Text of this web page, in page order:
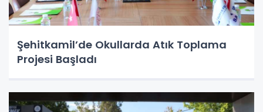
Şehitkamil’de Okullarda Atık Toplama
Projesi Başladı